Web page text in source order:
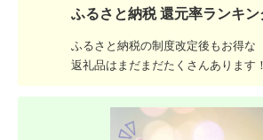
ふるさと納税 還元率ランキ
ふるさと納税の制度改定後もお得な
返礼品はまだまだたくさんあります！